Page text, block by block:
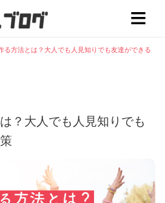
る方法とは？大人でも人見知りでも友達ができる
？大人でも人見知りでも